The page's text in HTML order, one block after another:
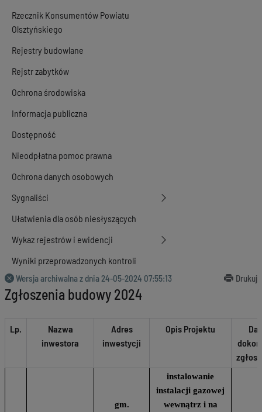
Rzecznik Konsumentów Powiatu
Olsztyńskiego
Rejestry budowlane
Rejstr zabytków
Ochrona środowiska
Informacja publiczna
Dostępność
Nieodpłatna pomoc prawna
Ochrona danych osobowych
Sygnaliści
Ułatwienia dla osób niesłyszących
Wykaz rejestrów i ewidencji
Wyniki przeprowadzonych kontroli
Wersja archiwalna z dnia 24-05-2024 07:55:13 Drukuj
Zgłoszenia budowy 2024
Lp.
Nazwa
inwestora
Adres
inwestycji
Opis Projektu
gm.
instalowanie
instalacji gazowej
wewnątrz i na